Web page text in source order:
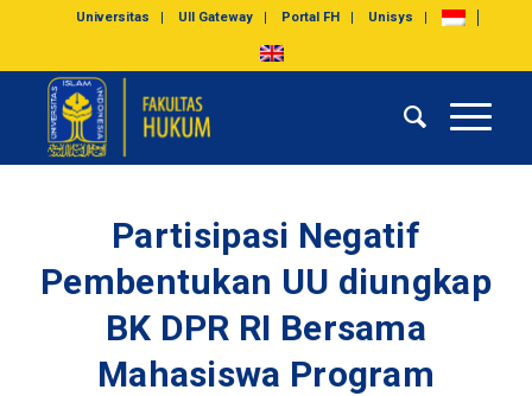
Universitas UII Gateway Portal FH Unisys
Partisipasi Negatif
Pembentukan UU diungkap
BK DPR RI Bersama
Mahasiswa Program